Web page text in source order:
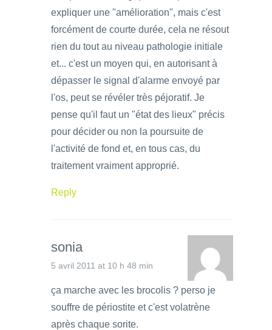
expliquer une "amélioration", mais c'est
forcément de courte durée, cela ne résout
rien du tout au niveau pathologie initiale
et... c'est un moyen qui, en autorisant à
dépasser le signal d'alarme envoyé par
l'os, peut se révéler très péjoratif. Je
pense qu'il faut un "état des lieux" précis
pour décider ou non la poursuite de
l'activité de fond et, en tous cas, du
traitement vraiment approprié.
Reply
sonia
5 avril 2011 at 10 h 48 min
ça marche avec les brocolis ? perso je
souffre de périostite et c'est volatrène
après chaque sorite.